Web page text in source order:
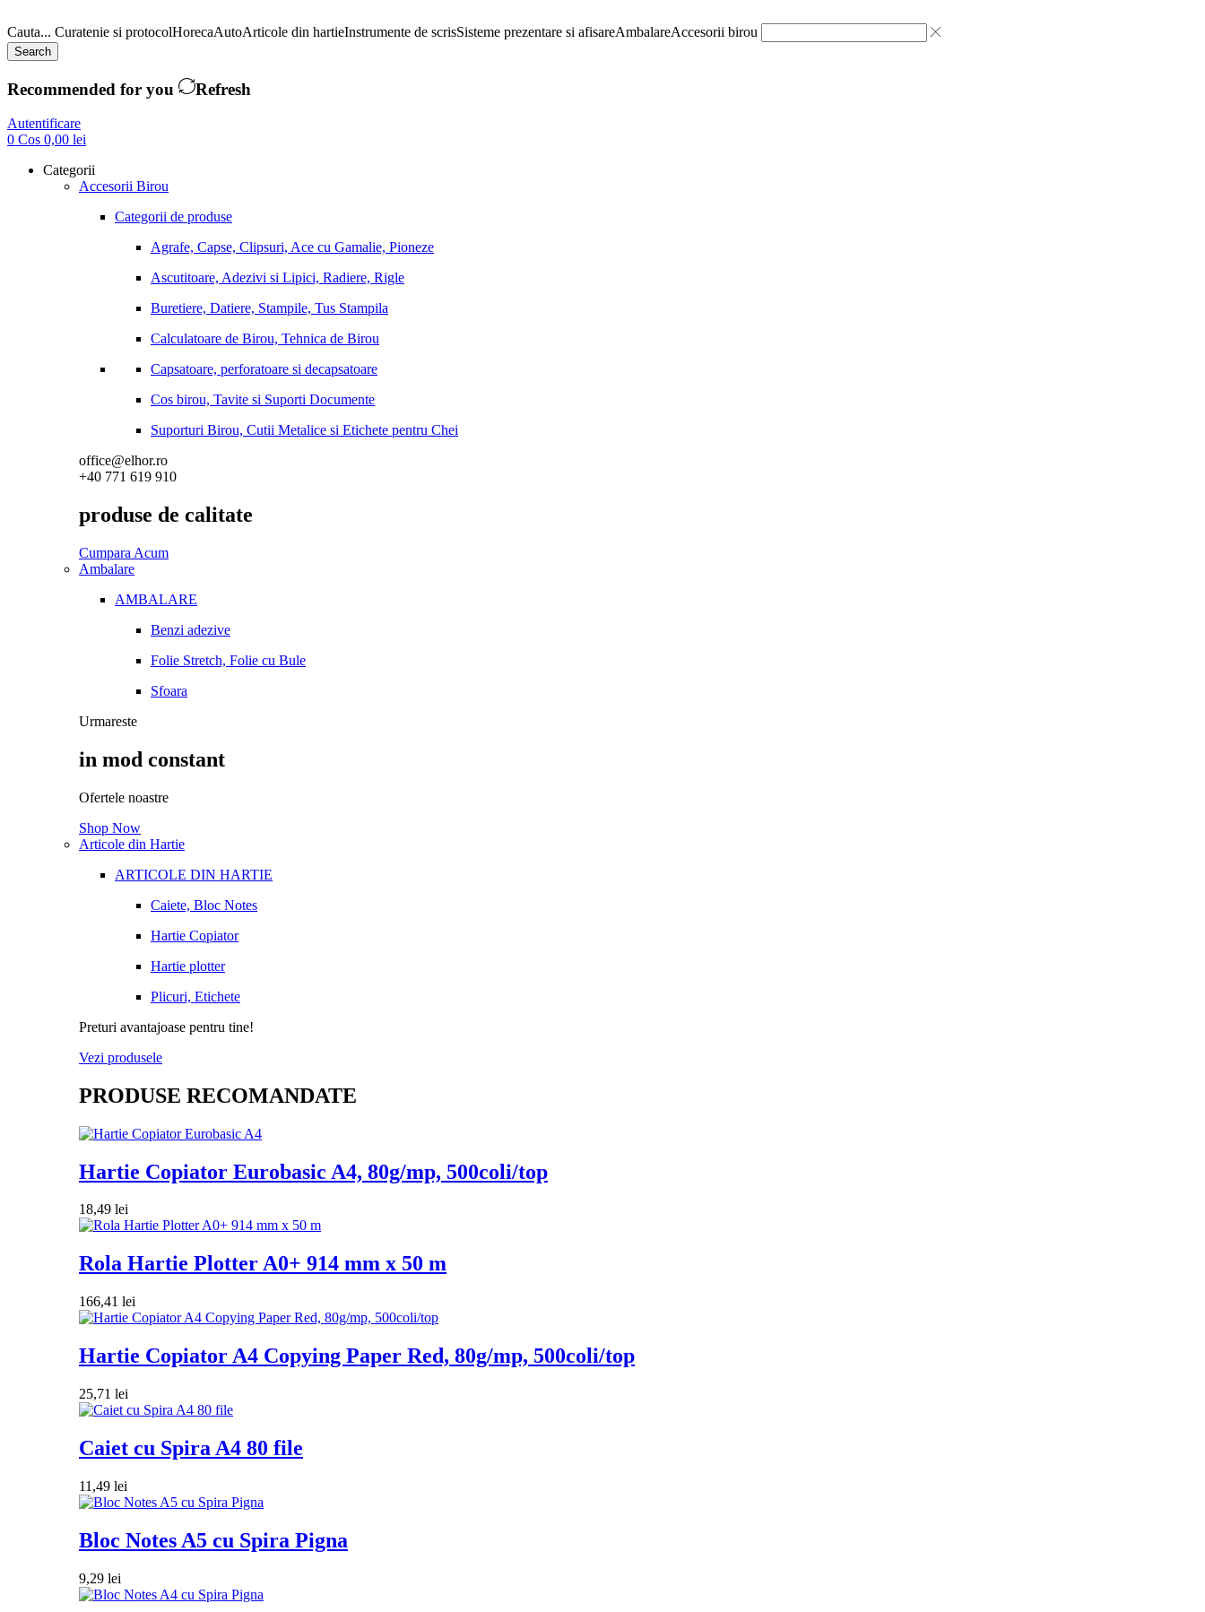
Cauta... Curatenie si protocolHorecaAutoArticole din hartieInstrumente de scrisSisteme prezentare si afisareAmbalareAccesorii birou
Search
Recommended for you Refresh
Autentificare
0 Cos 0,00 lei
Categorii
Accesorii Birou
Categorii de produse
Agrafe, Capse, Clipsuri, Ace cu Gamalie, Pioneze
Ascutitoare, Adezivi si Lipici, Radiere, Rigle
Buretiere, Datiere, Stampile, Tus Stampila
Calculatoare de Birou, Tehnica de Birou
Capsatoare, perforatoare si decapsatoare
Cos birou, Tavite si Suporti Documente
Suporturi Birou, Cutii Metalice si Etichete pentru Chei
office@elhor.ro
+40 771 619 910
produse de calitate
Cumpara Acum
Ambalare
AMBALARE
Benzi adezive
Folie Stretch, Folie cu Bule
Sfoara
Urmareste
in mod constant
Ofertele noastre
Shop Now
Articole din Hartie
ARTICOLE DIN HARTIE
Caiete, Bloc Notes
Hartie Copiator
Hartie plotter
Plicuri, Etichete
Preturi avantajoase pentru tine!
Vezi produsele
PRODUSE RECOMANDATE
Hartie Copiator Eurobasic A4, 80g/mp, 500coli/top
18,49 lei
Rola Hartie Plotter A0+ 914 mm x 50 m
166,41 lei
Hartie Copiator A4 Copying Paper Red, 80g/mp, 500coli/top
25,71 lei
Caiet cu Spira A4 80 file
11,49 lei
Bloc Notes A5 cu Spira Pigna
9,29 lei